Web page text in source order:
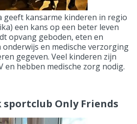
geeft kansarme kinderen in regio
een kans op een beter leven
opvang geboden, eten en
en medische verzorging
gegeven. Veel kinderen zijn
en hebben medische zorg nodig.
sportclub Only Friends